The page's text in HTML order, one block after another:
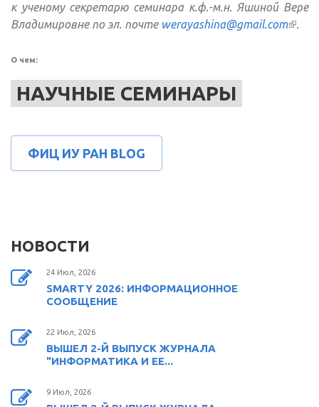
к ученому секретарю семинара к.ф.-м.н. Яшиной Вере
Владимировне по эл. почте werayashina@gmail.com .
О чем:
НАУЧНЫЕ СЕМИНАРЫ
ФИЦ ИУ РАН BLOG
НОВОСТИ
24 Июл, 2026
SMARTY 2026: ИНФОРМАЦИОННОЕ
СООБЩЕНИЕ
22 Июл, 2026
ВЫШЕЛ 2-Й ВЫПУСК ЖУРНАЛА
"ИНФОРМАТИКА И ЕЕ...
9 Июл, 2026